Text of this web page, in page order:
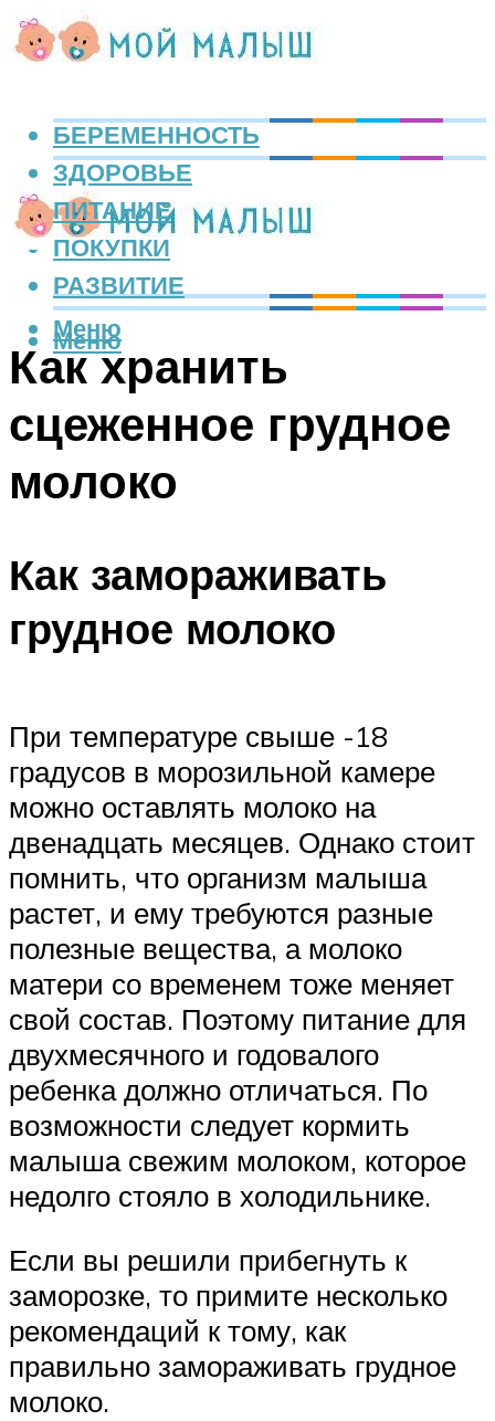
БЕРЕМЕННОСТЬ
ЗДОРОВЬЕ
ПИТАНИЕ
ПОКУПКИ
РАЗВИТИЕ
Меню
Меню
Как хранить
сцеженное грудное
молоко
Как замораживать
грудное молоко
При температуре свыше -18
градусов в морозильной камере
можно оставлять молоко на
двенадцать месяцев. Однако стоит
помнить, что организм малыша
растет, и ему требуются разные
полезные вещества, а молоко
матери со временем тоже меняет
свой состав. Поэтому питание для
двухмесячного и годовалого
ребенка должно отличаться. По
возможности следует кормить
малыша свежим молоком, которое
недолго стояло в холодильнике.
Если вы решили прибегнуть к
заморозке, то примите несколько
рекомендаций к тому, как
правильно замораживать грудное
молоко.